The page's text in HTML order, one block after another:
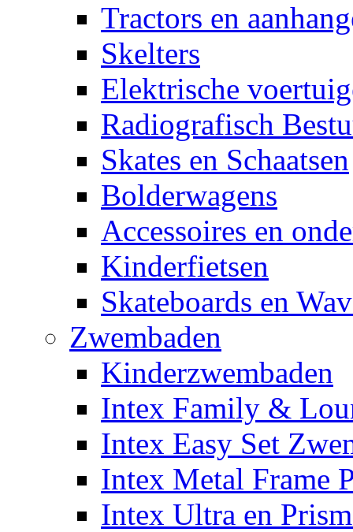
Tractors en
Skelters
Elektrische
Radiografisch
Skates en Schaatsen
Bolderwagens
Accessoires en
Kinderfietsen
Skateboards en
Zwembaden
Kinderzwembaden
Intex Family &
Intex Easy Set
Intex Metal Frame
Intex Ultra en